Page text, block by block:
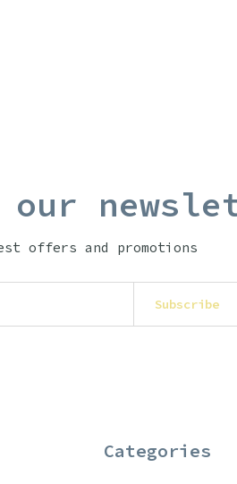
offers and promotions
Subscribe
Categories